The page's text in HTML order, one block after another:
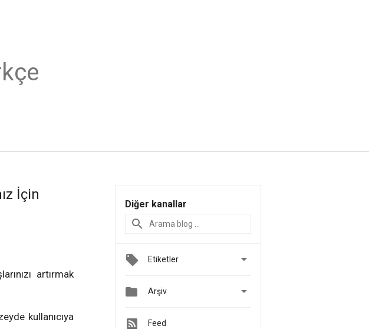
İçin
artırmak
kullanıcıya
Diğer kanallar
Etiketler 
 Arşiv 
Feed